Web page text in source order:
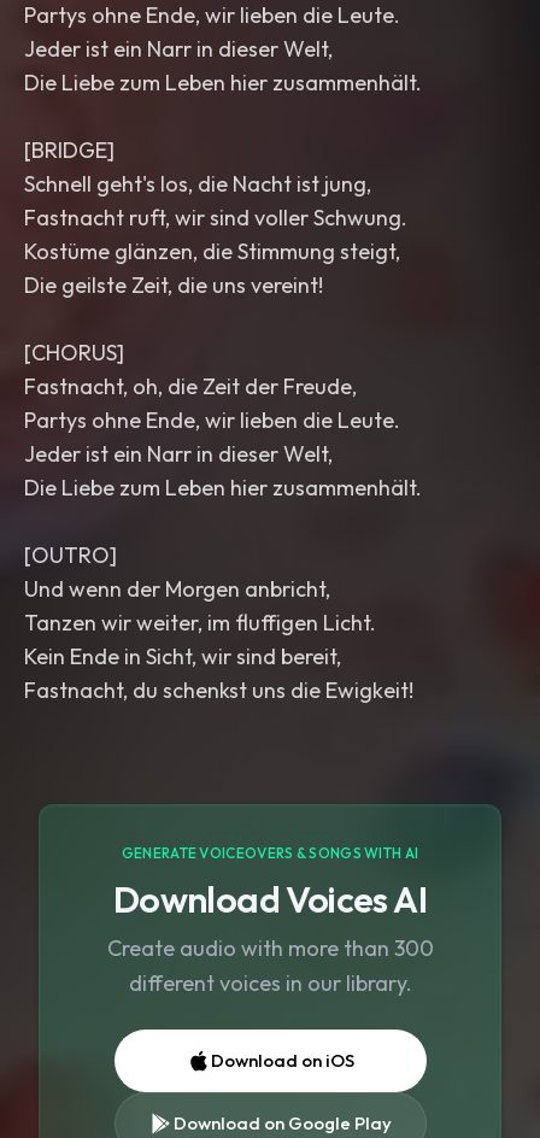
Partys ohne Ende, wir lieben die Leute.
Jeder ist ein Narr in dieser Welt,
Die Liebe zum Leben hier zusammenhält.
[BRIDGE]
Schnell geht's los, die Nacht ist jung,
Fastnacht ruft, wir sind voller Schwung.
Kostüme glänzen, die Stimmung steigt,
Die geilste Zeit, die uns vereint!
[CHORUS]
Fastnacht, oh, die Zeit der Freude,
Partys ohne Ende, wir lieben die Leute.
Jeder ist ein Narr in dieser Welt,
Die Liebe zum Leben hier zusammenhält.
[OUTRO]
Und wenn der Morgen anbricht,
Tanzen wir weiter, im fluffigen Licht.
Kein Ende in Sicht, wir sind bereit,
Fastnacht, du schenkst uns die Ewigkeit!
GENERATE VOICEOVERS & SONGS WITH AI
Download Voices AI
Create audio with more than 300
different voices in our library.
Download on iOS
Download on Google Play